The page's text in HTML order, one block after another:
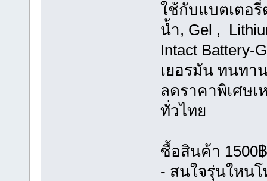
ใช้กับแบตเตอ
น้ำ, Gel ,
Intact Battery-
เยอรมัน ทนท
ลดราคาพิเศษเ
ทั่วไทย
ซื้อสินค้า 1500
- สนใจรุ่นใหนโ